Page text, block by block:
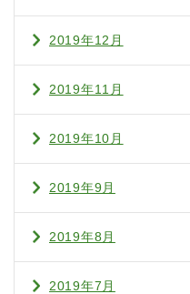
2019年12月
2019年11月
2019年10月
2019年9月
2019年8月
2019年7月